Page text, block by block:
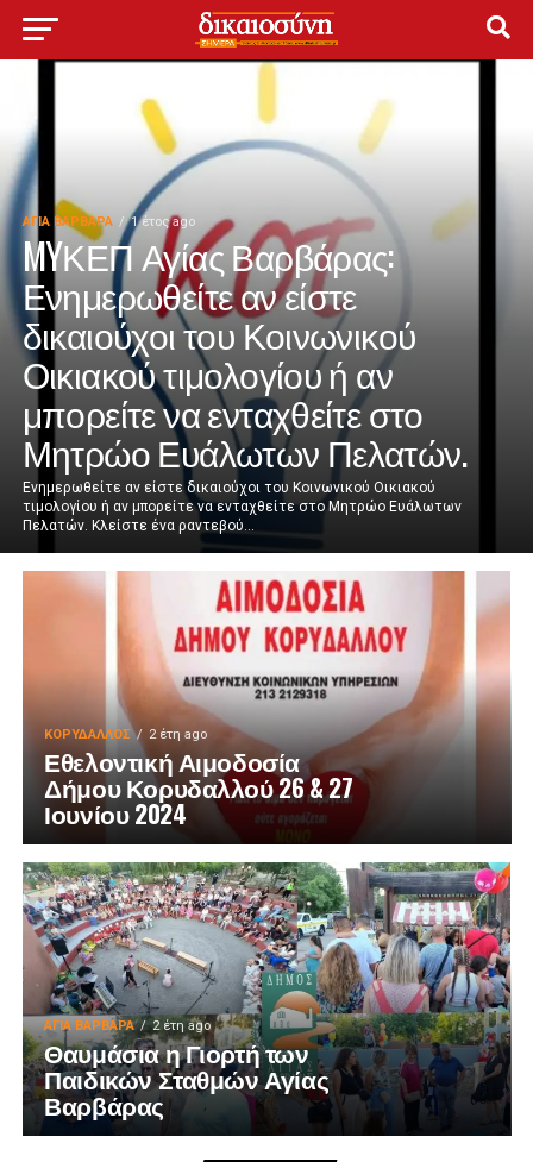
ΑΓΙΑ ΒΑΡΒΑΡΑ 1 έτος ago
MYΚΕΠ Αγίας Βαρβάρας:
Ενημερωθείτε αν είστε
δικαιούχοι του Κοινωνικού
Οικιακού τιμολογίου ή αν
μπορείτε να ενταχθείτε στο
Μητρώο Ευάλωτων Πελατών.
Ενημερωθείτε αν είστε δικαιούχοι του Κοινωνικού Οικιακού
τιμολογίου ή αν μπορείτε να ενταχθείτε στο Μητρώο Ευάλωτων
Πελατών. Κλείστε ένα ραντεβού...
ΚΟΡΥΔΑΛΛΟΣ 2 έτη ago
Εθελοντική Αιμοδοσία
Δήμου Κορυδαλλού 26 & 27
Ιουνίου 2024
ΑΓΙΑ ΒΑΡΒΑΡΑ 2 έτη ago
Θαυμάσια η Γιορτή των
Παιδικών Σταθμών Αγίας
Βαρβάρας